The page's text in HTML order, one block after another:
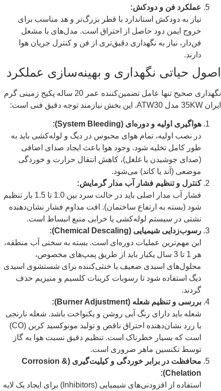
عملکرد فن و دودکش:
نیاز به دودکش استاندارد با قطر بزرگ‌تر و هد مناسب برای
خروج ایمن دود حاصل از احتراق است. مدل‌های با مشعل
فن‌دار، نیاز به نگهداری دقیق‌تری از فن و کنترل جریان هوا
دارند.
اصول حیاتی نگهداری و بهینه‌سازی عملکرد
نگهداری صحیح تنها عامل تضمین‌کننده عمر 20 ساله پکیج زمینی گرم
ایران 35KW مدل ATW30. این بخش نیازمند توجه دقیق فنی است:
هواگیری اولیه و دوره‌ای (System Bleeding):
در نصب اولیه، تمام هوای محبوس در دیگ و لوله‌کشی باید به
طور کامل تخلیه شود. وجود هوا باعث ایجاد صدای اضافی
(صدای جوشیدن یا غلغل)، کاهش انتقال حرارت و خوردگی
موضعی (آند یا کاتد) می‌شود.
کنترل و تنظیم فشار آب مدار گرمایش:
فشار آب مدار اصلی باید در حالت سرد بین 1.0 تا 1.5 بار تنظیم
شود (بسته به ارتفاع ساختمان). افت مداوم فشار نشان‌دهنده
نشتی در سیستم لوله‌کشی یا خرابی منبع انبساط است.
رسوب‌زدایی شیمیایی (Chemical Descaling):
این مهم‌ترین عملیات دوره‌ای است. بسته به سختی آب منطقه،
هر 1 تا 3 سال یکبار باید از طریق پمپ‌های مخصوص،
محلول‌های اسیدی ضعیف یا خنثی‌کننده برای شستشوی اسیدی
دیگ استفاده شود تا رسوبات کربنات کلسیم و منیزیم حذف
گردند.
بررسی و تنظیم شعله (Burner Adjustment):
شعله باید دارای رنگ آبی روشن و یکنواخت باشد. شعله نارنجی
یا زرد نشان‌دهنده احتراق ناقص و تولید مونوکسید کربن (CO)
است که بسیار خطرناک است. تنظیم دقیق نسبت هوا به گاز
توسط تکنسین ماهر ضروری است.
محافظت در برابر خوردگی و کیلیت‌گیری (Corrosion &
Chelation):
استفاده از افزودنی‌های شیمیایی (Inhibitors) برای ایجاد یک لایه